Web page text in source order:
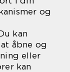
og
kan
åbne og
eller
kan